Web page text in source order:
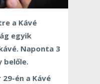
a Kávé
egyik
Naponta 3
belőle.
én a Kávé